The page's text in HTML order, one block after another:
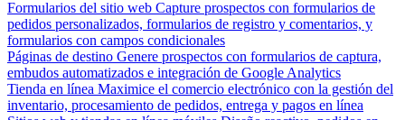
Formularios del sitio web Capture prospectos con formularios de
pedidos personalizados, formularios de registro y comentarios, y
formularios con campos condicionales
Páginas de destino Genere prospectos con formularios de captura,
embudos automatizados e integración de Google Analytics
Tienda en línea Maximice el comercio electrónico con la gestión del
inventario, procesamiento de pedidos, entrega y pagos en línea